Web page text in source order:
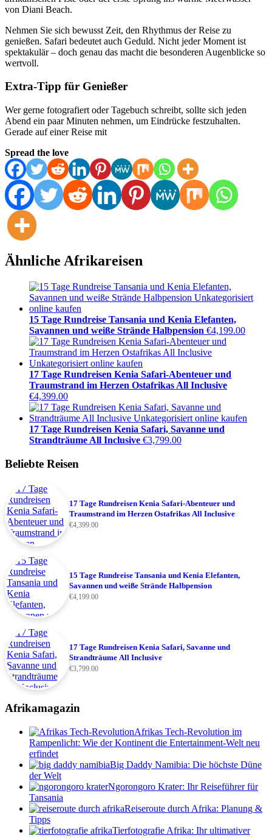
von Diani Beach.
Nehmen Sie sich bewusst Zeit, den Rhythmus der Reise zu
genießen. Safari bedeutet auch Geduld. Nicht jeder Moment ist
spektakulär – doch genau das macht die besonderen Augenblicke so
wertvoll.
Extra-Tipp für Genießer
Wer gerne fotografiert oder Tagebuch schreibt, sollte sich jeden
Abend ein paar Minuten nehmen, um Eindrücke festzuhalten.
Gerade auf einer Reise mit
Spread the love
Ähnliche Afrikareisen
15 Tage Rundreise Tansania und Kenia Elefanten,
Savannen und weiße Strände Halbpension €4,199.00
17 Tage Rundreisen Kenia Safari-Abenteuer und
Traumstrand im Herzen Ostafrikas All Inclusive
€4,399.00
17 Tage Rundreisen Kenia Safari, Savanne und
Strandträume All Inclusive €3,799.00
Beliebte Reisen
17 Tage Rundreisen Kenia Safari-Abenteuer und
Traumstrand im Herzen Ostafrikas All Inclusive
€4,399.00
15 Tage Rundreise Tansania und Kenia Elefanten,
Savannen und weiße Strände Halbpension
€4,199.00
17 Tage Rundreisen Kenia Safari, Savanne und
Strandträume All Inclusive
€3,799.00
Afrikamagazin
Afrikas Tech-Revolution im
Rampenlicht: Wie der Kontinent die Entertainment-Welt neu
erfindet
Big Daddy Namibia: Die höchste Düne
der Welt
Ngorongoro Krater: Ihr Reiseführer für
Tansania
Reiseroute durch Afrika: Planung &
Tipps
Tierfotografie Afrika: Ihr ultimativer